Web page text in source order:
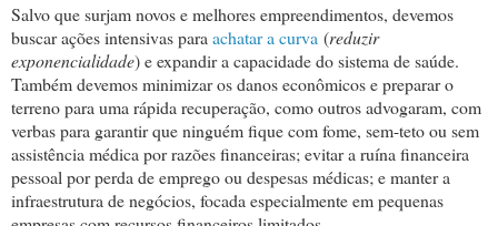
Salvo que surjam novos e melhores empreendimentos, devemos
buscar ações intensivas para achatar a curva (reduzir
exponencialidade) e expandir a capacidade do sistema de saúde.
Também devemos minimizar os danos econômicos e preparar o
terreno para uma rápida recuperação, como outros advogaram, com
verbas para garantir que ninguém fique com fome, sem-teto ou sem
assistência médica por razões financeiras; evitar a ruína financeira
pessoal por perda de emprego ou despesas médicas; e manter a
infraestrutura de negócios, focada especialmente em pequenas